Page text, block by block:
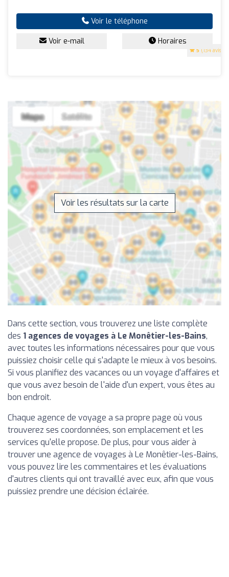
5 (134 avis)
Voir le téléphone
Voir e-mail Horaires
Voir les résultats sur la carte
Dans cette section, vous trouverez une liste complète
des 1 agences de voyages à Le Monêtier-les-Bains,
avec toutes les informations nécessaires pour que vous
puissiez choisir celle qui s'adapte le mieux à vos besoins.
Si vous planifiez des vacances ou un voyage d'affaires et
que vous avez besoin de l'aide d'un expert, vous êtes au
bon endroit.
Chaque agence de voyage a sa propre page où vous
trouverez ses coordonnées, son emplacement et les
services qu'elle propose. De plus, pour vous aider à
trouver une agence de voyages à Le Monêtier-les-Bains,
vous pouvez lire les commentaires et les évaluations
d'autres clients qui ont travaillé avec eux, afin que vous
puissiez prendre une décision éclairée.